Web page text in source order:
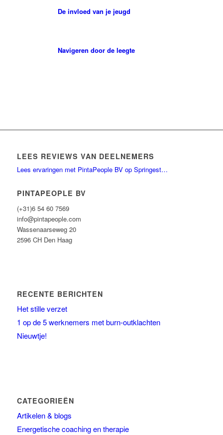
De invloed van je jeugd
Navigeren door de leegte
LEES REVIEWS VAN DEELNEMERS
Lees ervaringen met PintaPeople BV op Springest…
PINTAPEOPLE BV
(+31)6 54 60 7569
info@pintapeople.com
Wassenaarseweg 20
2596 CH Den Haag
RECENTE BERICHTEN
Het stille verzet
1 op de 5 werknemers met burn-outklachten
Nieuwtje!
CATEGORIEËN
Artikelen & blogs
Energetische coaching en therapie